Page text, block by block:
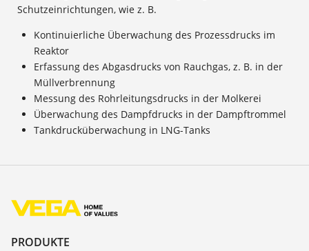
Schutzeinrichtungen, wie z. B.
Kontinuierliche Überwachung des Prozessdrucks im
Reaktor
Erfassung des Abgasdrucks von Rauchgas, z. B. in der
Müllverbrennung
Messung des Rohrleitungsdrucks in der Molkerei
Überwachung des Dampfdrucks in der Dampftrommel
Tankdrucküberwachung in LNG-Tanks
PRODUKTE